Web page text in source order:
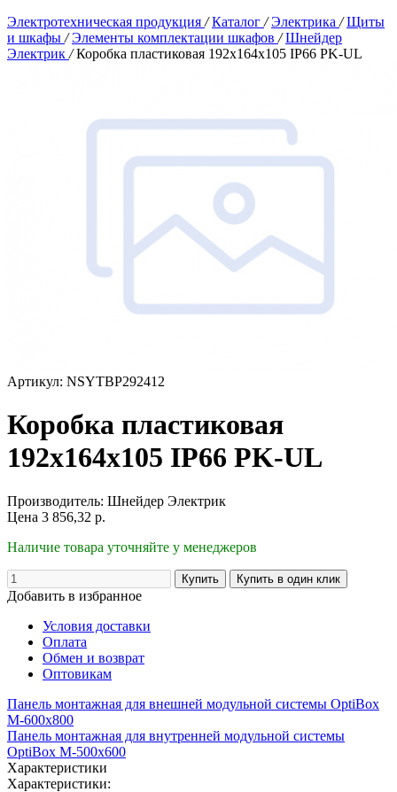
Электротехническая продукция / Каталог / Электрика / Щиты
и шкафы / Элементы комплектации шкафов / Шнейдер
Электрик / Коробка пластиковая 192x164х105 IP66 PK-UL
Артикул: NSYTBP292412
Коробка пластиковая
192x164х105 IP66 PK-UL
Производитель: Шнейдер Электрик
Цена 3 856,32 р.
Наличие товара уточняйте у менеджеров
Добавить в избранное
Условия доставки
Оплата
Обмен и возврат
Оптовикам
Панель монтажная для внешней модульной системы OptiBox
M-600х800
Панель монтажная для внутренней модульной системы
OptiBox M-500х600
Характеристики
Характеристики: